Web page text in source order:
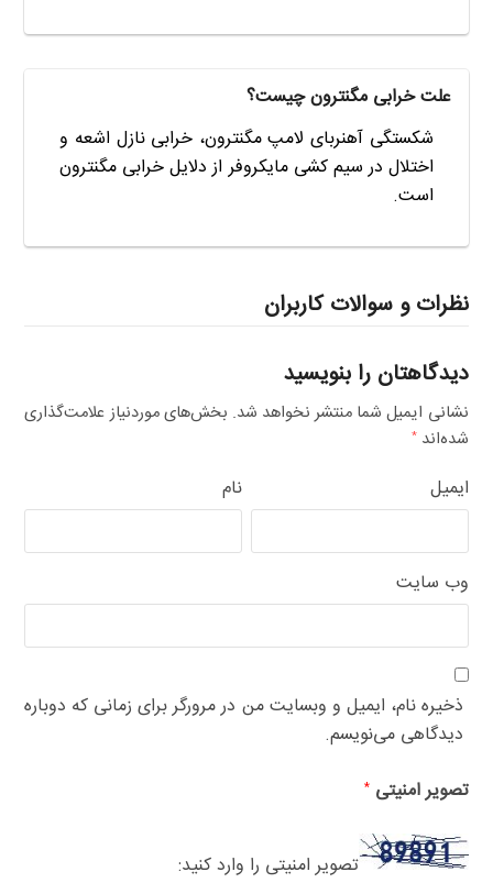
علت خرابی مگنترون چیست؟
شکستگی آهنربای لامپ مگنترون، خرابی نازل اشعه و
اختلال در سیم کشی مایکروفر از دلایل خرابی مگنترون
است.
نظرات و سوالات کاربران
دیدگاهتان را بنویسید
نشانی ایمیل شما منتشر نخواهد شد. بخش‌های موردنیاز علامت‌گذاری
شده‌اند*
نام ایمیل
وب‌ سایت
ذخیره نام، ایمیل و وبسایت من در مرورگر برای زمانی که دوباره
دیدگاهی می‌نویسم.
تصویر امنیتی*
تصویر امنیتی را وارد کنید: